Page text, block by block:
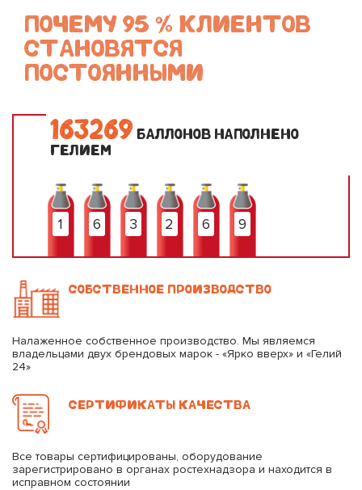
ПОЧЕМУ 95 % КЛИЕНТОВ
СТАНОВЯТСЯ
ПОСТОЯННЫМИ
163269 БАЛЛОНОВ НАПОЛНЕНО
ГЕЛИЕМ
1 6 3 2 6 9
СОБСТВЕННОЕ ПРОИЗВОДСТВО
Налаженное собственное производство. Мы являемся
владельцами двух брендовых марок - «Ярко вверх» и «Гелий
24»
СЕРТИФИКАТЫ КАЧЕСТВА
Все товары сертифицированы, оборудование
зарегистрировано в органах ростехнадзора и находится в
исправном состоянии